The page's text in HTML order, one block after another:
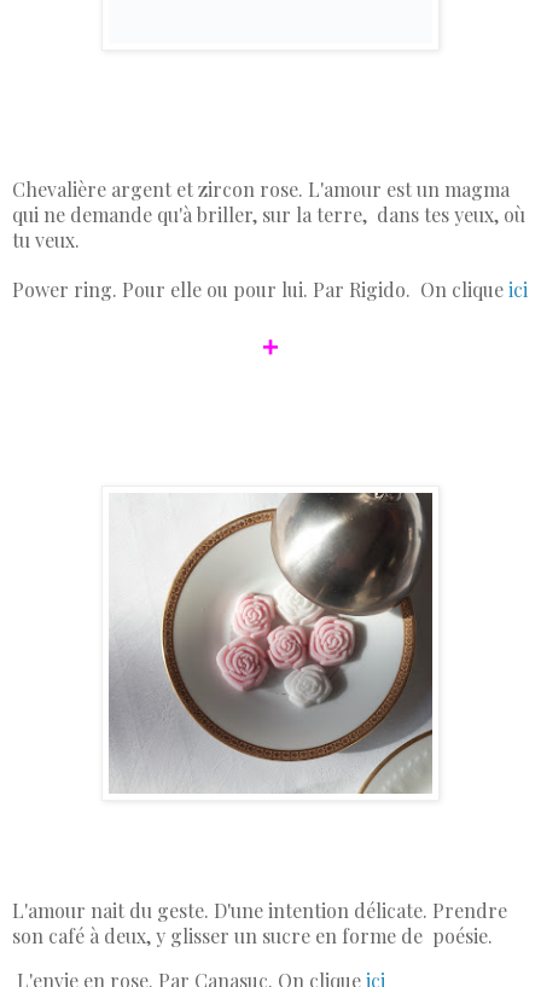
Chevalière argent et zircon rose. L'amour est un magma
qui ne demande qu'à briller, sur la terre, dans tes yeux, où
tu veux.
Power ring. Pour elle ou pour lui. Par Rigido. On cliqueici
+
L'amour nait du geste. D'une intention délicate. Prendre
son café à deux, y glisser un sucre en forme de poésie.
L'envie en rose. Par Canasuc. On cliqueici